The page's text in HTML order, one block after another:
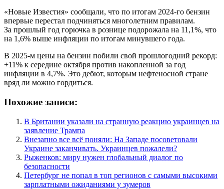
«Новые Известия» сообщали, что по итогам 2024-го бензин
впервые перестал подчиняться многолетним правилам.
За прошлый год горючка в рознице подорожала на 11,1%, что
на 1,6% выше инфляции по итогам минувшего года.
В 2025-м цены на бензин побили свой прошлогодний рекорд:
+11% к середине октября против накопленной за год
инфляции в 4,7%. Это дебют, которым нефтеносной стране
вряд ли можно гордиться.
Похожие записи:
В Британии указали на странную реакцию украинцев на
заявление Трампа
Внезапно все всё поняли: На Западе посоветовали
Украине заканчивать. Украинцев пожалели?
Рыженков: миру нужен глобальный диалог по
безопасности
Петербург не попал в топ регионов с самыми высокими
зарплатными ожиданиями у зумеров